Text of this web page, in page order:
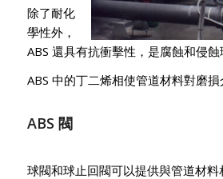
除了耐化
學性外，
ABS 還具有抗衝擊性，是腐蝕和侵蝕
ABS 中的丁二烯相使管道材料對磨損
ABS 閥
球閥和球止回閥可以提供與管道材料